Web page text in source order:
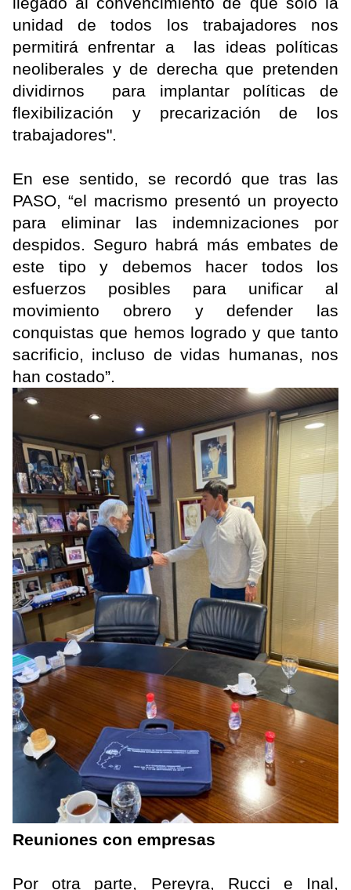
unidad de todos los trabajadores nos
permitirá enfrentar a las ideas políticas
neoliberales y de derecha que pretenden
dividirnos para implantar políticas de
flexibilización y precarización de los
trabajadores".
En ese sentido, se recordó que tras las
PASO, “el macrismo presentó un proyecto
para eliminar las indemnizaciones por
despidos. Seguro habrá más embates de
este tipo y debemos hacer todos los
esfuerzos posibles para unificar al
movimiento obrero y defender las
conquistas que hemos logrado y que tanto
sacrificio, incluso de vidas humanas, nos
han costado”.
Reuniones con empresas
Por otra parte, Pereyra, Rucci e Inal,